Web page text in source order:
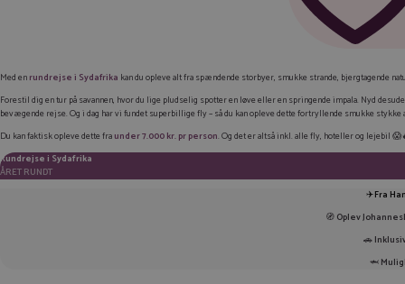
Med enrundrejse i Sydafrika kan du opleve alt fra spændende storbyer, smukke strande, bjergtagende
Forestil dig en tur på savannen, hvor du lige pludselig spotter en løve eller en springende impala. Nyd
bevægende rejse. Og i dag har vi fundet superbillige fly – så du kan opleve dette fortryllende smukke stykke
Du kan faktisk opleve dette fraunder 7.000 kr. pr person. Og det er altså inkl. alle fly, hoteller og lejebil
Rundrejse i Sydafrika
ÅRET RUNDT
✈️Fra
🧭Oplev
🚗
🦈